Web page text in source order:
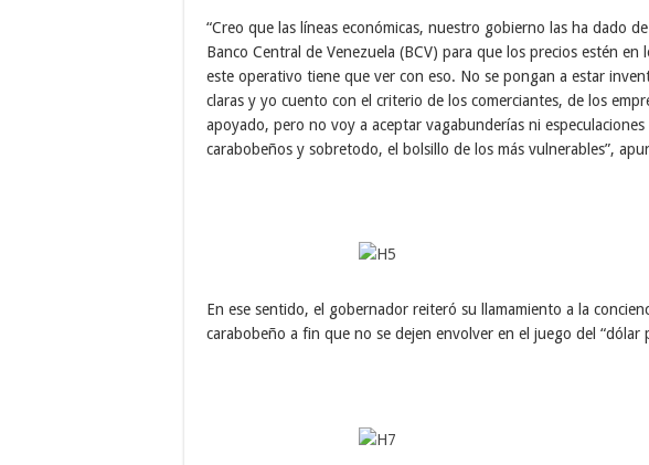
“Creo que las líneas económicas, nuestro gobierno las ha dado
Banco Central de Venezuela (BCV) para que los precios estén
este operativo tiene que ver con eso. No se pongan a estar
claras y yo cuento con el criterio de los comerciantes, de los
apoyado, pero no voy a aceptar vagabunderías ni
carabobeños y sobretodo, el bolsillo de los más vulnerables”,
En ese sentido, el gobernador reiteró su llamamiento a la
carabobeño a fin que no se dejen envolver en el juego del “dólar